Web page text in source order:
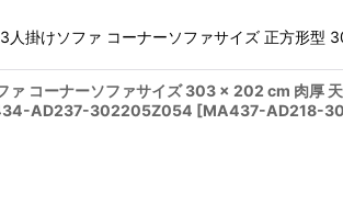
掛けソファ コーナーソファサイズ 正方形
コーナーソファサイズ 303 × 202 cm 肉厚
AD237-302205Z054 [MA437-AD218-